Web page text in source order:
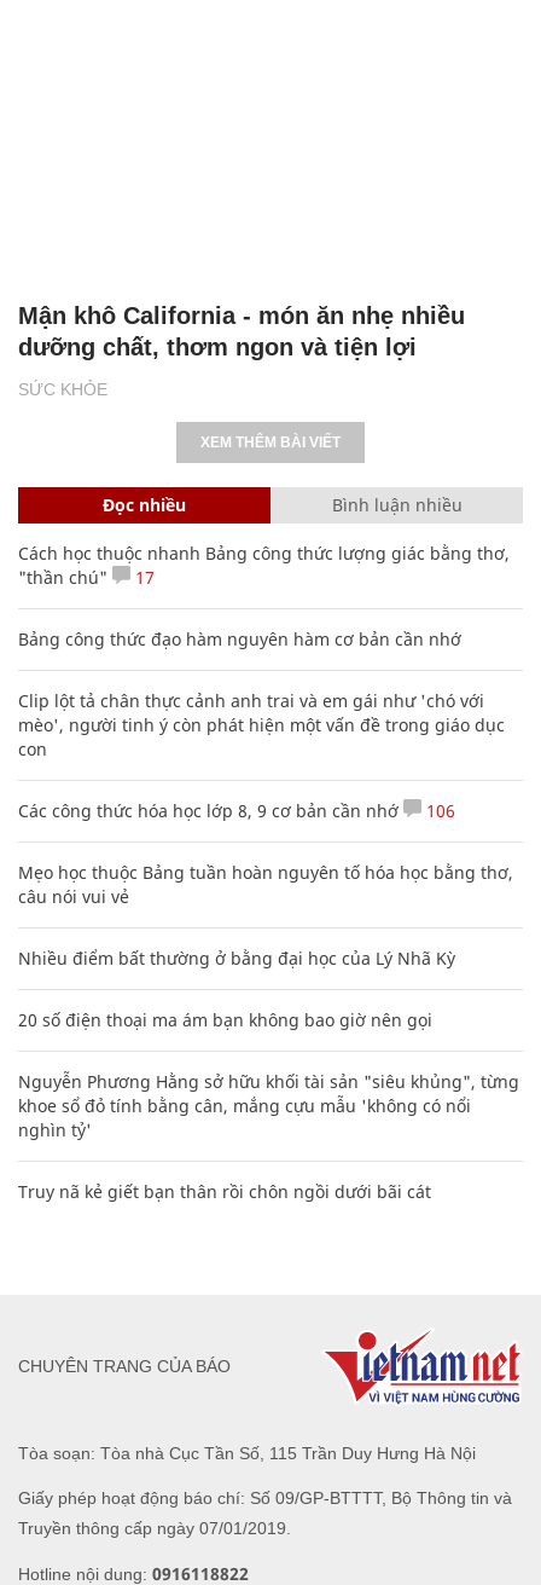
SỨC KHỎE
Mận khô California - món ăn nhẹ nhiều
dưỡng chất, thơm ngon và tiện lợi
XEM THÊM BÀI VIẾT
Đọc nhiều Bình luận nhiều
Cách học thuộc nhanh Bảng công thức lượng giác bằng thơ,
"thần chú"
17
Bảng công thức đạo hàm nguyên hàm cơ bản cần nhớ
Clip lột tả chân thực cảnh anh trai và em gái như 'chó với
mèo', người tinh ý còn phát hiện một vấn đề trong giáo dục
con
Các công thức hóa học lớp 8, 9 cơ bản cần nhớ 106
Mẹo học thuộc Bảng tuần hoàn nguyên tố hóa học bằng thơ,
câu nói vui vẻ
Nhiều điểm bất thường ở bằng đại học của Lý Nhã Kỳ
20 số điện thoại ma ám bạn không bao giờ nên gọi
Nguyễn Phương Hằng sở hữu khối tài sản "siêu khủng", từng
khoe sổ đỏ tính bằng cân, mắng cựu mẫu 'không có nổi
nghìn tỷ'
Truy nã kẻ giết bạn thân rồi chôn ngồi dưới bãi cát
Tòa soạn: Tòa nhà Cục Tần Số, 115 Trần Duy Hưng Hà Nội
Giấy phép hoạt động báo chí: Số 09/GP-BTTTT, Bộ Thông tin và
Truyền thông cấp ngày 07/01/2019.
Hotline nội dung: 0916118822
CHUYÊN TRANG CỦA BÁO